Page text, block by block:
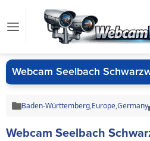
Webcam Seelbach
Baden-Württemberg,Europe,Germany
Webcam Seelbach